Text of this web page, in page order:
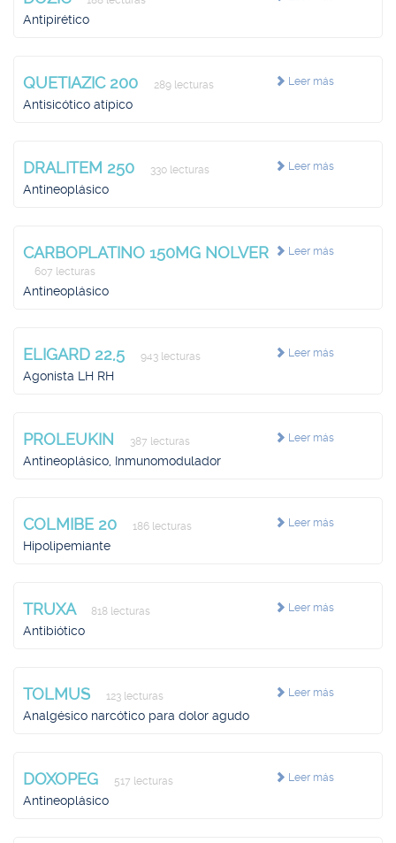
Antipirético
Leer más
QUETIAZIC 200 289 lecturas
Antisicótico atípico
Leer más
DRALITEM 250 330 lecturas
Antineoplásico
Leer más
CARBOPLATINO 150MG NOLVER
607 lecturas
Antineoplásico
Leer más
ELIGARD 22,5 943 lecturas
Agonista LH RH
Leer más
PROLEUKIN 387 lecturas
Antineoplásico, Inmunomodulador
Leer más
COLMIBE 20 186 lecturas
Hipolipemiante
Leer más
TRUXA 818 lecturas
Antibiótico
Leer más
TOLMUS 123 lecturas
Analgésico narcótico para dolor agudo
Leer más
DOXOPEG 517 lecturas
Antineoplásico